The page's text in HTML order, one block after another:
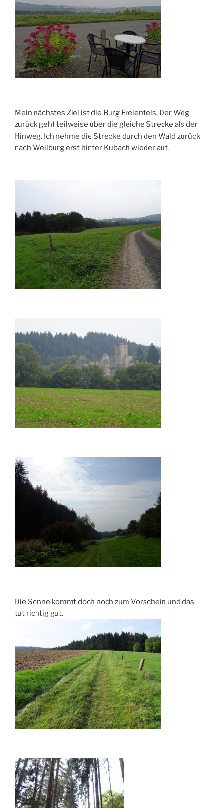
Mein nächstes Ziel ist die Burg Freienfels. Der Weg
zurück geht teilweise über die gleiche Strecke als der
Hinweg. Ich nehme die Strecke durch den Wald zurück
nach Weilburg erst hinter Kubach wieder auf.
Die Sonne kommt doch noch zum Vorschein und das
tut richtig gut.